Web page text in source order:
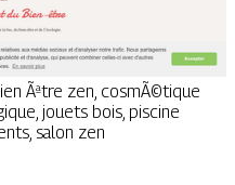
Ãªtre zen, cosmÃ©tique
jouets bois, piscine
salon zen